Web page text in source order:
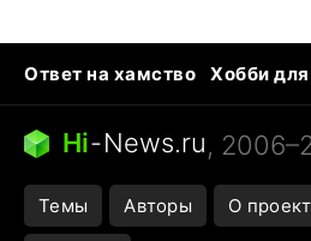
Ответ на хамство
Хобби
Бензин 100 и 95
Тунцы в
Следующая пандемия
Hi-News.ru,
Темы Авторы О